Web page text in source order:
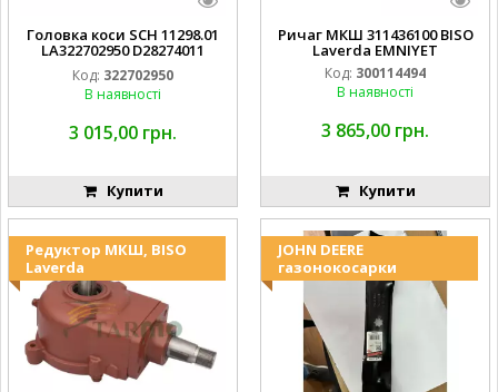
Головка коси SCH 11298.01
LA322702950 D28274011
Код: 322702950
В наявності
3 015,00 грн.
Купити
Ричаг МКШ 311436100 BISO
Laverda EMNIYET
Код: 300114494
В наявності
3 865,00 грн.
Купити
Редуктор МКШ, BISO
Laverda
JOHN DEERE
газонокосарки